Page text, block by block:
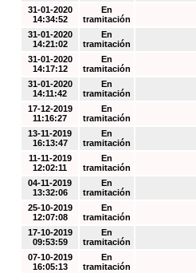
31-01-2020
14:34:52
En
tramitación
31-01-2020
14:21:02
En
tramitación
31-01-2020
14:17:12
En
tramitación
31-01-2020
14:11:42
En
tramitación
17-12-2019
11:16:27
En
tramitación
13-11-2019
16:13:47
En
tramitación
11-11-2019
12:02:11
En
tramitación
04-11-2019
13:32:06
En
tramitación
25-10-2019
12:07:08
En
tramitación
17-10-2019
09:53:59
En
tramitación
07-10-2019
16:05:13
En
tramitación